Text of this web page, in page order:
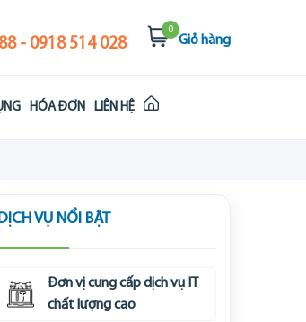
- 0918 514 028
0
Giỏ hàng
HÓA ĐƠN LIÊN HỆ
VỤ NỔI BẬT
Đơn vị cung cấp dịch vụ IT
chất lượng cao